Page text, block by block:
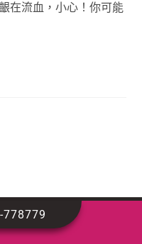
在流血，小心！你可能
778779